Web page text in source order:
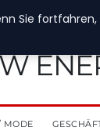
MODE
Sie